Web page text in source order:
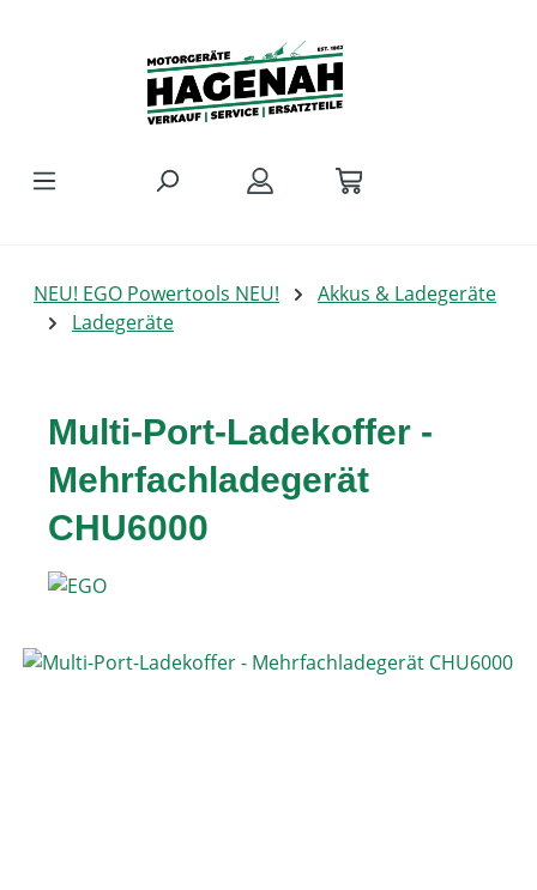
NEU! EGO Powertools NEU!
Akkus & Ladegeräte
Ladegeräte
Multi-Port-Ladekoffer -
Mehrfachladegerät
CHU6000
Bildergalerie überspringen